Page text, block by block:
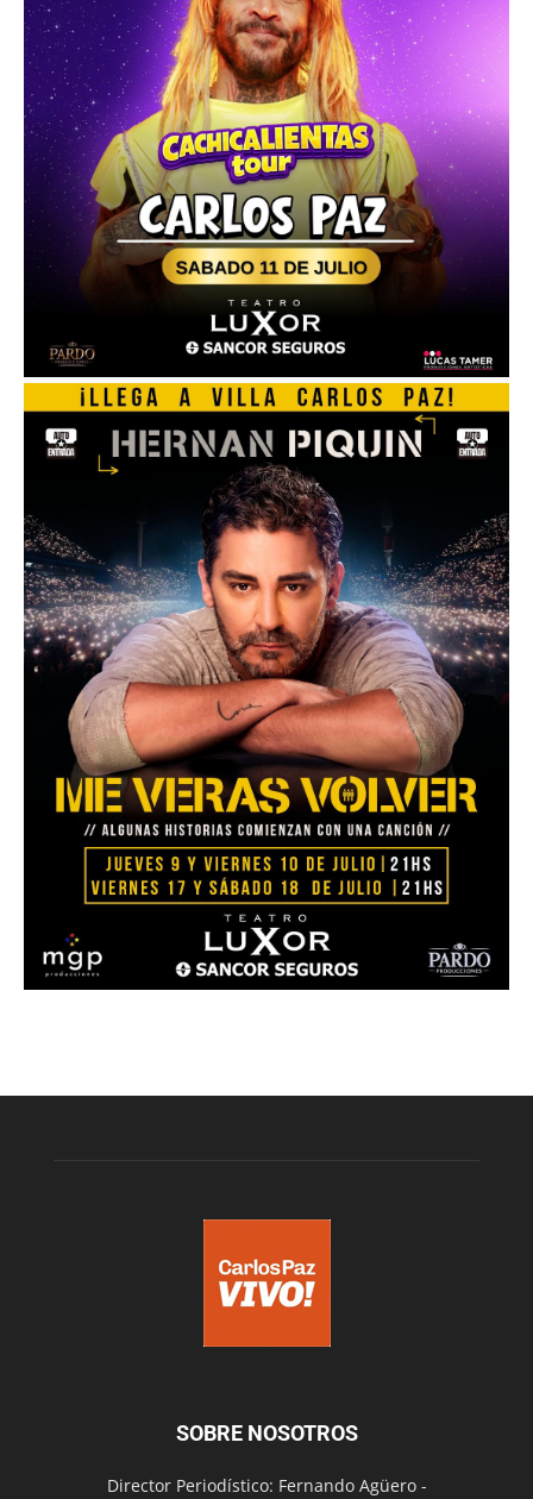
SOBRE NOSOTROS
Director Periodístico: Fernando Agüero -